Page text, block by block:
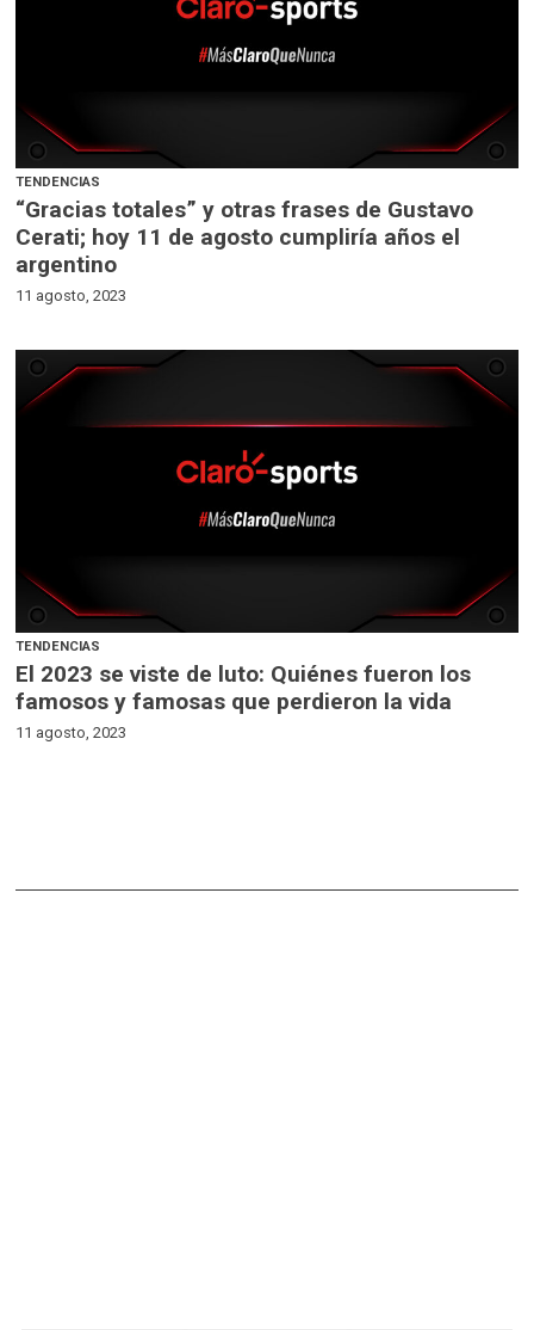
TENDENCIAS
“Gracias totales” y otras frases de Gustavo
Cerati; hoy 11 de agosto cumpliría años el
argentino
11 agosto, 2023
TENDENCIAS
El 2023 se viste de luto: Quiénes fueron los
famosos y famosas que perdieron la vida
11 agosto, 2023